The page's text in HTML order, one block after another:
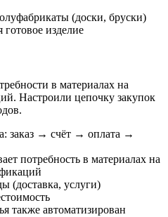
(доски, бруски)
готовое изделие
в материалах на
Настроили цепочку закупок
заказ → счёт → оплата →
потребность в материалах на
(доставка, услуги)
также автоматизирован